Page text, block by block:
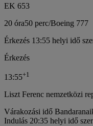
EK 653
20 óra50 perc/Boeing 777
Érkezés 13:55 helyi idő
Érkezés
13:55+1
Liszt Ferenc nemzetközi
Várakozási idő
Indulás 20:35 helyi idő